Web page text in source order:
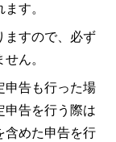
す。
ますので、必ず
ん。
申告も行った場
申告を行う際は
含めた申告を行